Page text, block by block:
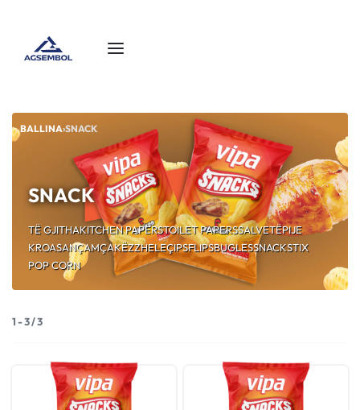
BALLINA›SNACK
SNACK
TË GJITHAKITCHEN PAPERSTOILET PAPERSSALVETËPIJE
KROASANÇAMÇAKËZZHELEÇIPSFLIPSBUGLESSNACKSTIX
POP CORN
1-3/3